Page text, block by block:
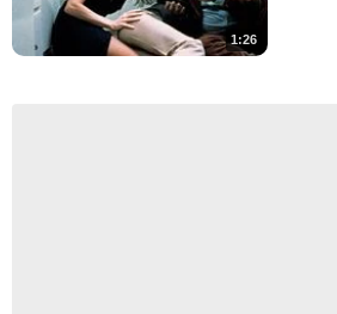
1:26